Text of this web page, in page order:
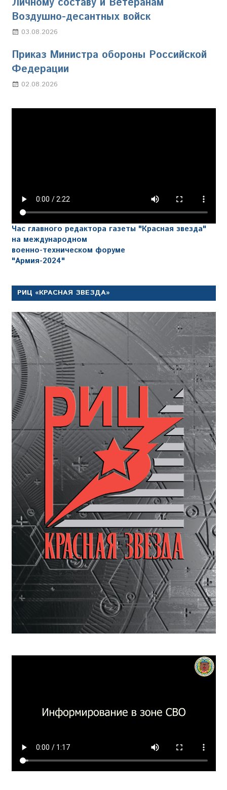
Воздушно-десантных войск
03.08.2026
Приказ Министра обороны Российской
Федерации
02.08.2026
Час главного редактора газеты "Красная звезда"
на международном
военно-техническом форуме
"Армия-2024"
РИЦ «КРАСНАЯ ЗВЕЗДА»